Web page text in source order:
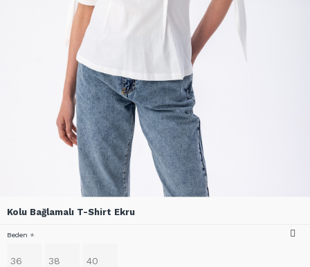
Kolu Bağlamalı T-Shirt Ekru
Beden
36 38 40